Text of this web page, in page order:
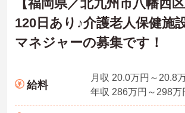
【福岡県／北九州市八幡西
120日あり♪介護老人保健施
マネジャーの募集です！
給料